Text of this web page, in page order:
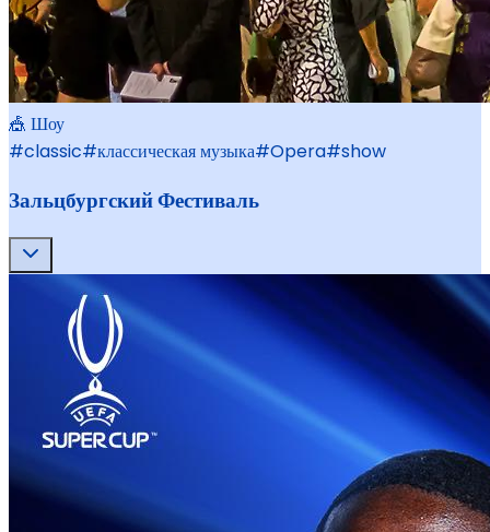
🎪 Шоу
#classic#классическая музыка#Opera#show
Зальцбургский Фестиваль